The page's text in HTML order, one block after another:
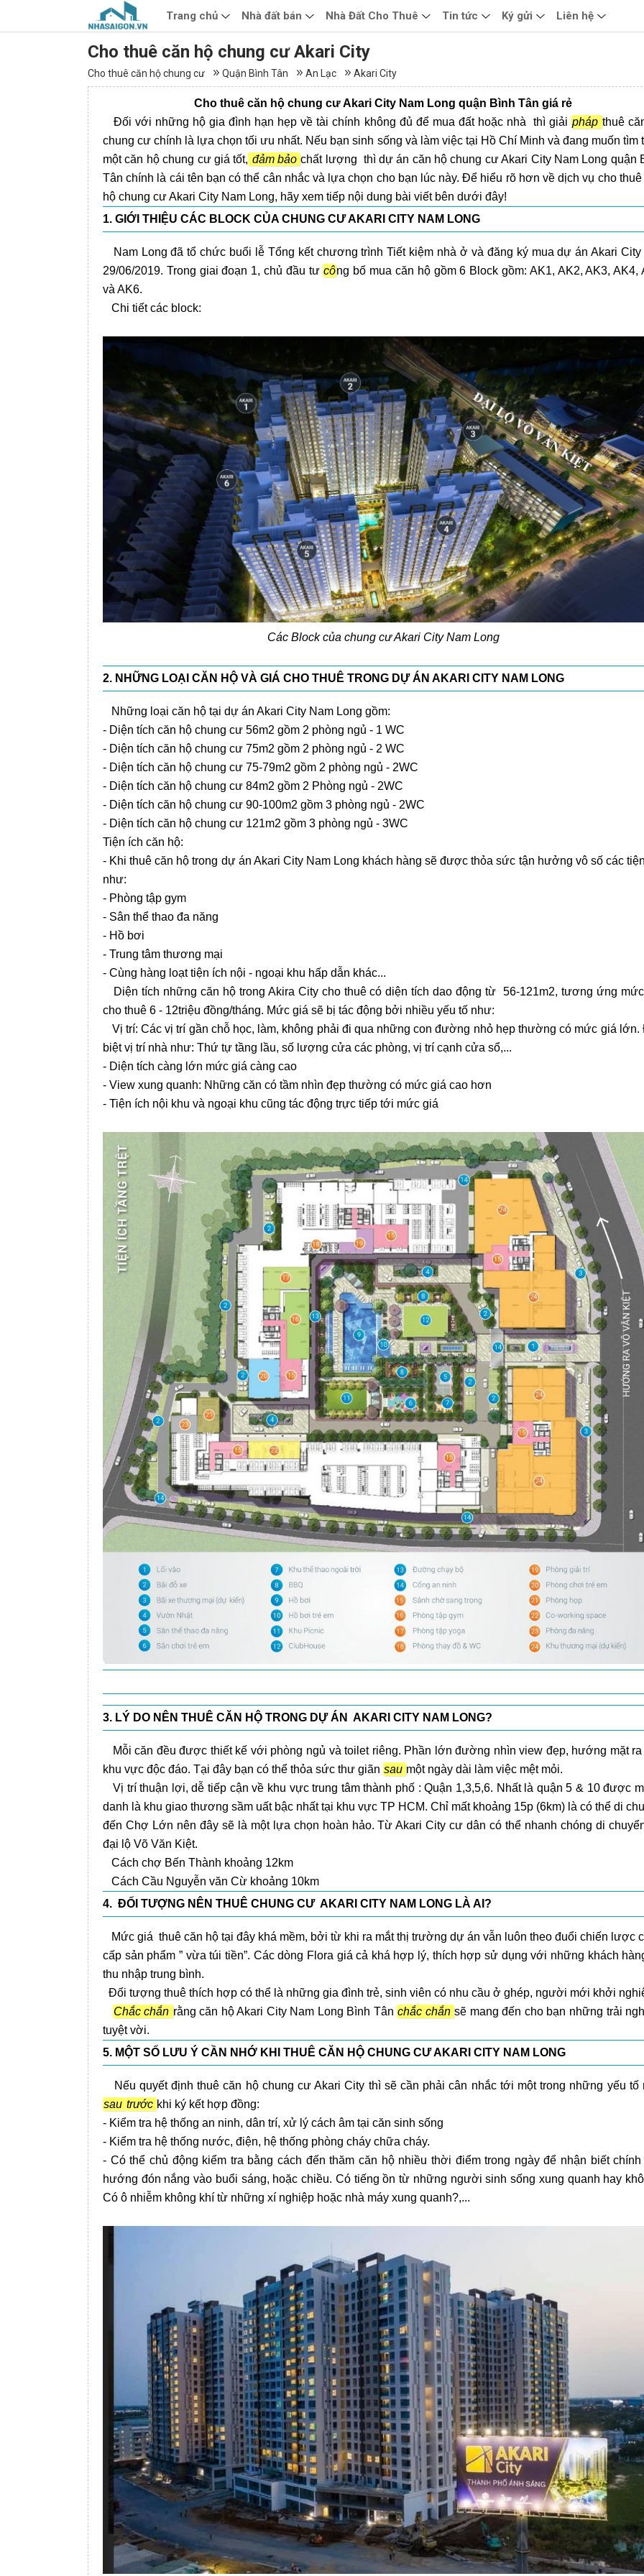
Cho thuê căn hộ chung cư Akari City
Cho thuê căn hộ chung cư Quận Bình Tân An Lạc Akari City
Cho thuê căn hộ chung cư Akari City Nam Long quận Bình Tân giá rẻ
Đối với những hộ gia đình hạn hẹp về tài chính không đủ để mua đất hoặc nhà thì giải pháp thuê
chung cư chính là lựa chọn tối ưu nhất. Nếu bạn sinh sống và làm việc tại Hồ Chí Minh và đang muốn tìm
một căn hộ chung cư giá tốt, đảm bảo chất lượng thì dự án căn hộ chung cư Akari City Nam Long quận
Tân chính là cái tên bạn có thể cân nhắc và lựa chọn cho bạn lúc này. Để hiểu rõ hơn về dịch vụ cho thuê
hộ chung cư Akari City Nam Long, hãy xem tiếp nội dung bài viết bên dưới đây!
1. GIỚI THIỆU CÁC BLOCK CỦA CHUNG CƯ AKARI CITY NAM LONG
Nam Long đã tổ chức buổi lễ Tổng kết chương trình Tiết kiệm nhà ở và đăng ký mua dự án Akari City
29/06/2019. Trong giai đoạn 1, chủ đầu tư công bố mua căn hộ gồm 6 Block gồm: AK1, AK2, AK3, AK4,
và AK6.
Chi tiết các block:
Các Block của chung cư Akari City Nam Long
2. NHỮNG LOẠI CĂN HỘ VÀ GIÁ CHO THUÊ TRONG DỰ ÁN AKARI CITY NAM LONG
Những loại căn hộ tại dự án Akari City Nam Long gồm:
- Diện tích căn hộ chung cư 56m2 gồm 2 phòng ngủ - 1 WC
- Diện tích căn hộ chung cư 75m2 gồm 2 phòng ngủ - 2 WC
- Diện tích căn hộ chung cư 75-79m2 gồm 2 phòng ngủ - 2WC
- Diện tích căn hộ chung cư 84m2 gồm 2 Phòng ngủ - 2WC
- Diện tích căn hộ chung cư 90-100m2 gồm 3 phòng ngủ - 2WC
- Diện tích căn hộ chung cư 121m2 gồm 3 phòng ngủ - 3WC
Tiện ích căn hộ:
- Khi thuê căn hộ trong dự án Akari City Nam Long khách hàng sẽ được thỏa sức tận hưởng vô số các
như:
- Phòng tập gym
- Sân thể thao đa năng
- Hồ bơi
- Trung tâm thương mại
- Cùng hàng loạt tiện ích nội - ngoại khu hấp dẫn khác...
Diện tích những căn hộ trong Akira City cho thuê có diện tích dao động từ 56-121m2, tương ứng
cho thuê 6 - 12triệu đồng/tháng. Mức giá sẽ bị tác động bởi nhiều yếu tố như:
Vị trí: Các vị trí gần chỗ học, làm, không phải đi qua những con đường nhỏ hẹp thường có mức giá lớn.
biệt vị trí nhà như: Thứ tự tầng lầu, số lượng cửa các phòng, vị trí cạnh cửa sổ,...
- Diện tích càng lớn mức giá càng cao
- View xung quanh: Những căn có tầm nhìn đẹp thường có mức giá cao hơn
- Tiện ích nội khu và ngoại khu cũng tác động trực tiếp tới mức giá
3. LÝ DO NÊN THUÊ CĂN HỘ TRONG DỰ ÁN AKARI CITY NAM LONG?
Mỗi căn đều được thiết kế với phòng ngủ và toilet riêng. Phần lớn đường nhìn view đẹp, hướng mặt ra
khu vực độc đáo. Tại đây bạn có thể thỏa sức thư giãn sau một ngày dài làm việc mệt mỏi.
Vị trí thuận lợi, dễ tiếp cận về khu vực trung tâm thành phố : Quận 1,3,5,6. Nhất là quận 5 & 10 được
danh là khu giao thương sầm uất bậc nhất tại khu vực TP HCM. Chỉ mất khoảng 15p (6km) là có thể di
đến Chợ Lớn nên đây sẽ là một lựa chọn hoàn hảo. Từ Akari City cư dân có thể nhanh chóng di
đại lộ Võ Văn Kiệt.
Cách chợ Bến Thành khoảng 12km
Cách Cầu Nguyễn văn Cừ khoảng 10km
4. ĐỐI TƯỢNG NÊN THUÊ CHUNG CƯ AKARI CITY NAM LONG LÀ AI?
Mức giá thuê căn hộ tại đây khá mềm, bởi từ khi ra mắt thị trường dự án vẫn luôn theo đuổi chiến lược
cấp sản phẩm ” vừa túi tiền”. Các dòng Flora giá cả khá hợp lý, thích hợp sử dụng với những khách
thu nhập trung bình.
Đối tượng thuê thích hợp có thể là những gia đình trẻ, sinh viên có nhu cầu ở ghép, người mới khởi
Chắc chắn rằng căn hộ Akari City Nam Long Bình Tân chắc chắn sẽ mang đến cho bạn những trải
tuyệt vời.
5. MỘT SỐ LƯU Ý CẦN NHỚ KHI THUÊ CĂN HỘ CHUNG CƯ AKARI CITY NAM LONG
Nếu quyết định thuê căn hộ chung cư Akari City thì sẽ cần phải cân nhắc tới một trong những yếu tố
sau trước khi ký kết hợp đồng:
- Kiểm tra hệ thống an ninh, dân trí, xử lý cách âm tại căn sinh sống
- Kiểm tra hệ thống nước, điện, hệ thống phòng cháy chữa cháy.
- Có thể chủ động kiểm tra bằng cách đến thăm căn hộ nhiều thời điểm trong ngày để nhận biết chính
hướng đón nắng vào buổi sáng, hoặc chiều. Có tiếng ồn từ những người sinh sống xung quanh hay
Có ô nhiễm không khí từ những xí nghiệp hoặc nhà máy xung quanh?,...
Trang chủ Nhà đất bán Nhà Đất Cho Thuê Tin tức Ký gửi Liên hệ